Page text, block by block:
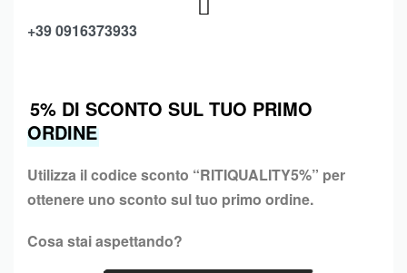
+39 0916373933
5% DI SCONTO SUL TUO PRIMO
ORDINE
Utilizza il codice sconto “RITIQUALITY5%” per
ottenere uno sconto sul tuo primo ordine.
Cosa stai aspettando?